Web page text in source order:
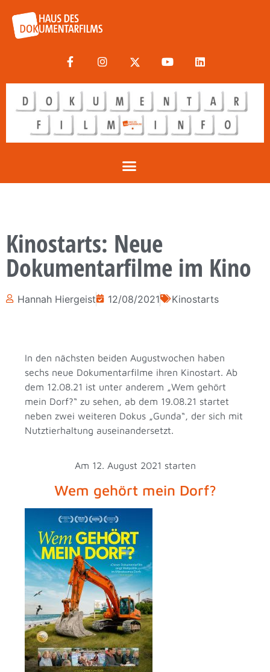
Kinostarts: Neue
Dokumentarfilme im Kino
Hannah Hiergeist 12/08/2021 Kinostarts
In den nächsten beiden Augustwochen haben
sechs neue Dokumentarfilme ihren Kinostart. Ab
dem 12.08.21 ist unter anderem „Wem gehört
mein Dorf?“ zu sehen, ab dem 19.08.21 startet
neben zwei weiteren Dokus „Gunda“, der sich mit
Nutztierhaltung auseinandersetzt.
Am 12. August 2021 starten
Wem gehört mein Dorf?